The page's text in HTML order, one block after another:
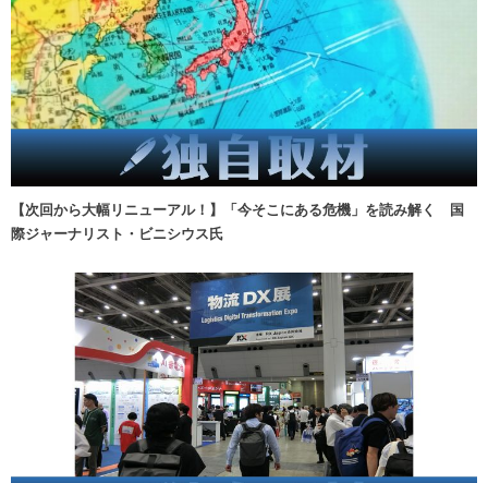
【次回から大幅リニューアル！】「今そこにある危機」を読み解く 国
際ジャーナリスト・ビニシウス氏